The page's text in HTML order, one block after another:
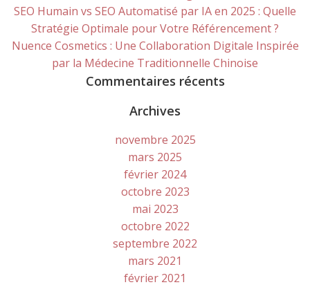
SEO Humain vs SEO Automatisé par IA en 2025 : Quelle
Stratégie Optimale pour Votre Référencement ?
Nuence Cosmetics : Une Collaboration Digitale Inspirée
par la Médecine Traditionnelle Chinoise
Commentaires récents
Archives
novembre 2025
mars 2025
février 2024
octobre 2023
mai 2023
octobre 2022
septembre 2022
mars 2021
février 2021